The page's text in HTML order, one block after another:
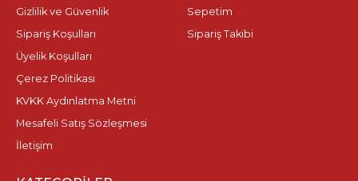
Gizlilik ve Güvenlik
Sipariş Koşulları
Üyelik Koşulları
Çerez Politikası
KVKK Aydınlatma Metni
Mesafeli Satış Sözleşmesi
İletişim
Sepetim
Sipariş Takibi